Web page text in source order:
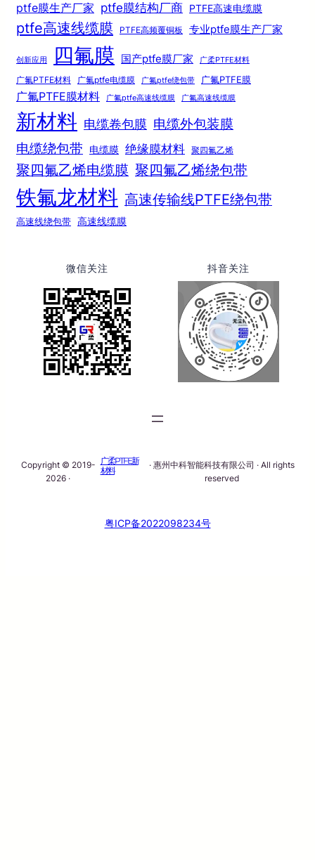
ptfe膜生产厂家 ptfe膜结构厂商 PTFE高速电缆膜
ptfe高速线缆膜 PTFE高频覆铜板 专业ptfe膜生产厂家
创新应用 四氟膜 国产ptfe膜厂家 广柔PTFE材料
广氟PTFE材料 广氟ptfe电缆膜 广氟ptfe绕包带 广氟PTFE膜
广氟PTFE膜材料 广氟ptfe高速线缆膜 广氟高速线缆膜
新材料 电缆卷包膜 电缆外包装膜
电缆绕包带 电缆膜 绝缘膜材料 聚四氟乙烯
聚四氟乙烯电缆膜 聚四氟乙烯绕包带
铁氟龙材料 高速传输线PTFE绕包带
高速线绕包带 高速线缆膜
微信关注 抖音关注
Copyright © 2019-
2026 ·
广柔PTFE新
材料
· 惠州中科智能科技有限公司 · All rights
reserved
粤ICP备2022098234号